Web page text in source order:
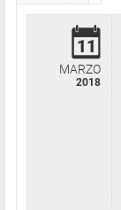
11
MARZO
2018